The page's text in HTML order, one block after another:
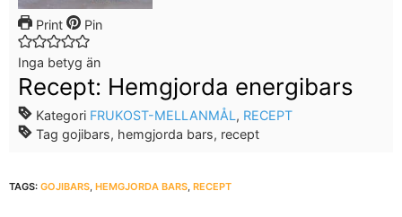
Print Pin
Inga betyg än
Recept: Hemgjorda energibars
Kategori FRUKOST-MELLANMÅL , RECEPT
Tag gojibars, hemgjorda bars, recept
TAGS: GOJIBARS, HEMGJORDA BARS, RECEPT